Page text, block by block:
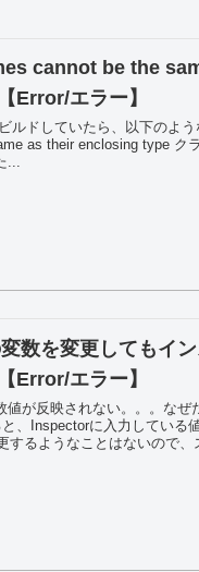
cannot be the
Error/エラー】
ルドしていたら、以下のよ
as their enclosing type ク
...
数を変更してもイ
Error/エラー】
値が反映されない。。。なぜ
、Inspectorに入力している
るようなことはないので、